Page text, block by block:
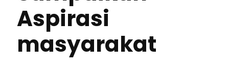
Aspirasi
masyarakat